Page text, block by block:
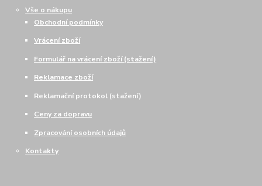
Vše o nákupu
Obchodní podmínky
Vrácení zboží
Formulář na vrácení zboží (stažení)
Reklamace zboží
Reklamační protokol (stažení)
Ceny za dopravu
Zpracování osobních údajů
Kontakty